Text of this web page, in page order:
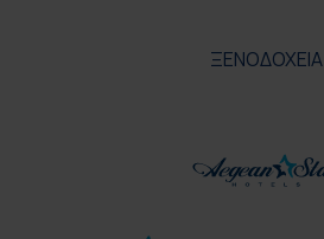
ΞΕΝΟΔΟΧΕΙΑ